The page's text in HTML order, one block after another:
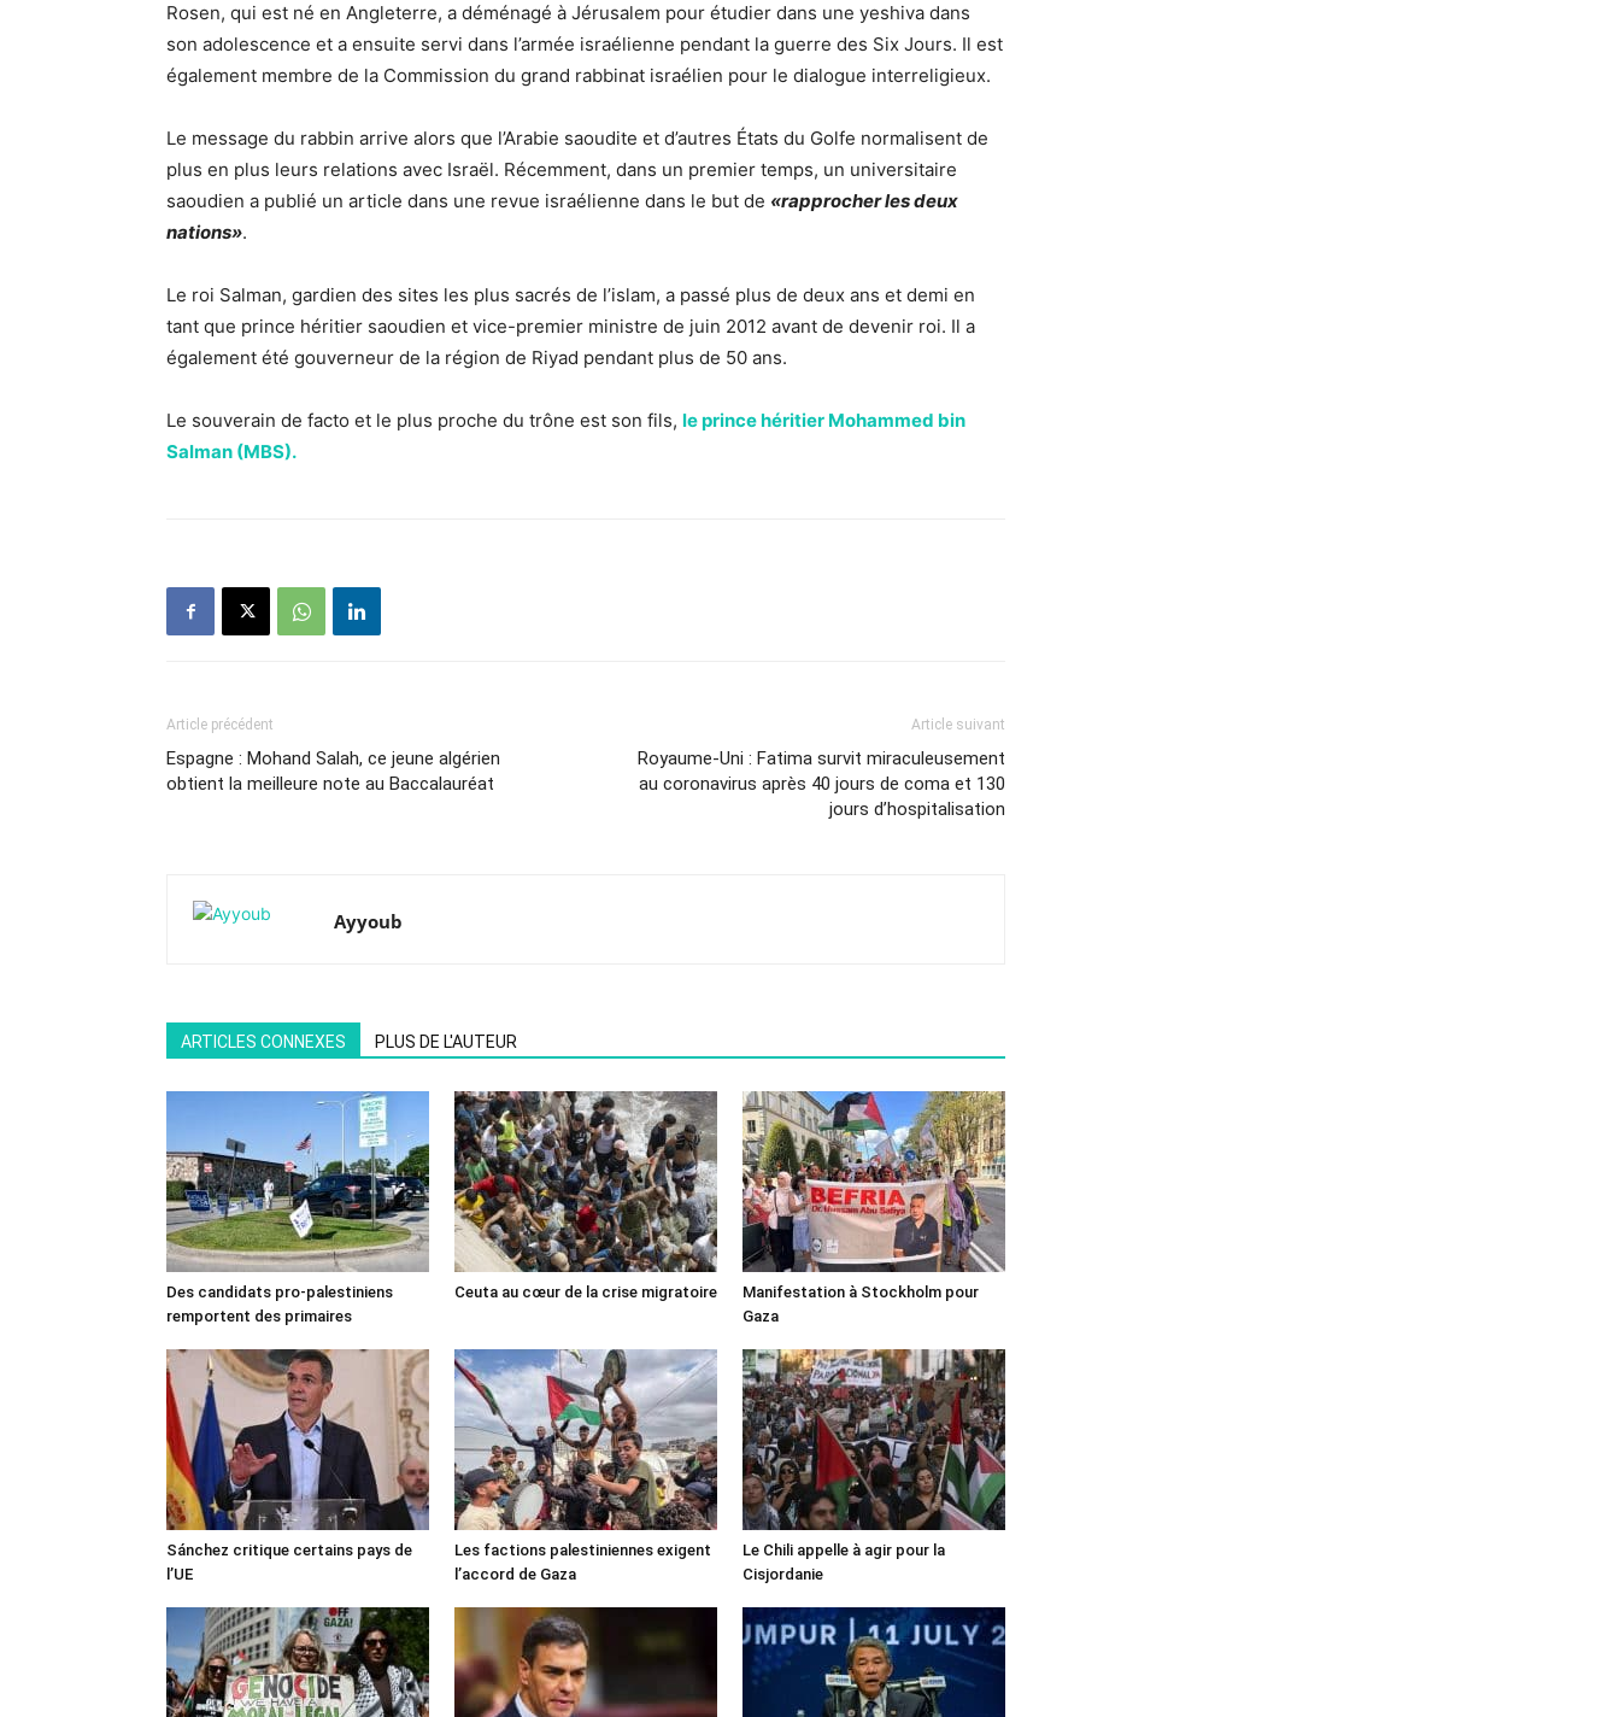
Rosen, qui est né en Angleterre, a déménagé à Jérusalem pour étudier dans une yeshiva dans
son adolescence et a ensuite servi dans l’armée israélienne pendant la guerre des Six Jours. Il est
également membre de la Commission du grand rabbinat israélien pour le dialogue interreligieux.
Le message du rabbin arrive alors que l’Arabie saoudite et d’autres États du Golfe normalisent de
plus en plus leurs relations avec Israël. Récemment, dans un premier temps, un universitaire
saoudien a publié un article dans une revue israélienne dans le but de «rapprocher les deux
nations».
Le roi Salman, gardien des sites les plus sacrés de l’islam, a passé plus de deux ans et demi en
tant que prince héritier saoudien et vice-premier ministre de juin 2012 avant de devenir roi. Il a
également été gouverneur de la région de Riyad pendant plus de 50 ans.
Le souverain de facto et le plus proche du trône est son fils, le prince héritier Mohammed bin
Salman (MBS).
Article précédent
Espagne : Mohand Salah, ce jeune algérien
obtient la meilleure note au Baccalauréat
Article suivant
Royaume-Uni : Fatima survit miraculeusement
au coronavirus après 40 jours de coma et 130
jours d’hospitalisation
Ayyoub
ARTICLES CONNEXES PLUS DE L'AUTEUR
Des candidats pro-palestiniens
remportent des primaires
Ceuta au cœur de la crise migratoire
Manifestation à Stockholm pour
Gaza
Sánchez critique certains pays de
l’UE
Les factions palestiniennes exigent
l’accord de Gaza
Le Chili appelle à agir pour la
Cisjordanie